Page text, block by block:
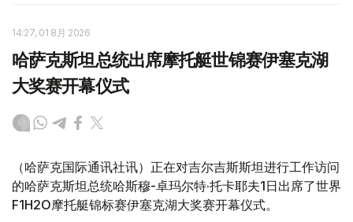
14:27, 01 8月 2026
哈萨克斯坦总统出席摩托艇世锦赛伊塞克湖
大奖赛开幕仪式
（哈萨克国际通讯社讯）正在对吉尔吉斯斯坦进行工作访问
的哈萨克斯坦总统哈斯穆-卓玛尔特·托卡耶夫1日出席了世界
F1H2O摩托艇锦标赛伊塞克湖大奖赛开幕仪式。